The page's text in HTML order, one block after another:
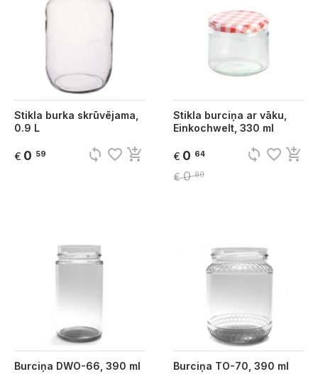
Stikla burka skrūvējama,
0.9 L
€ 0 59 sync favorite_border add_shopping_cart
Stikla burciņa ar vāku,
Einkochwelt, 330 ml
€ 0 64
€ 0 80
sync favorite_border add_shopping_cart
Burciņa DWO-66, 390 ml Burciņa TO-70, 390 ml